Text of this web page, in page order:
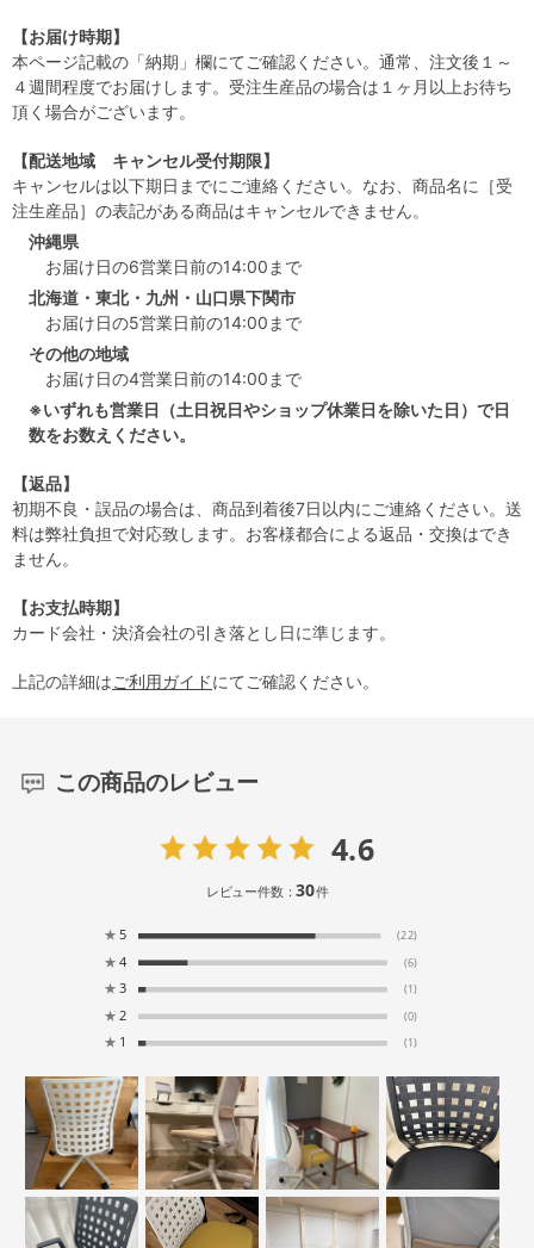
【お届け時期】
本ページ記載の「納期」欄にてご確認ください。通常、注文後１～
４週間程度でお届けします。受注生産品の場合は１ヶ月以上お待ち
頂く場合がございます。
【配送地域 キャンセル受付期限】
キャンセルは以下期日までにご連絡ください。なお、商品名に［受
注生産品］の表記がある商品はキャンセルできません。
沖縄県
お届け日の6営業日前の14:00まで
北海道・東北・九州・山口県下関市
お届け日の5営業日前の14:00まで
その他の地域
お届け日の4営業日前の14:00まで
※いずれも営業日（土日祝日やショップ休業日を除いた日）で日
数をお数えください。
【返品】
初期不良・誤品の場合は、商品到着後7日以内にご連絡ください。送
料は弊社負担で対応致します。お客様都合による返品・交換はでき
ません。
【お支払時期】
カード会社・決済会社の引き落とし日に準じます。
上記の詳細はご利用ガイドにてご確認ください。
この商品のレビュー
4.6
レビュー件数：30件
★ 5 (22)
★ 4 (6)
★ 3 (1)
★ 2 (0)
★ 1 (1)